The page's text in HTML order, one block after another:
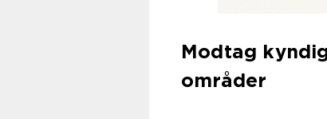
Modtag
områder